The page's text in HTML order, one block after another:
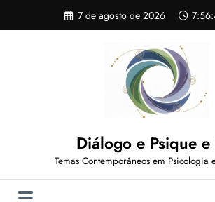
o
7 de agosto de 2026
Diálogo e Psique e
Temas Contemporâneos em Psicologia